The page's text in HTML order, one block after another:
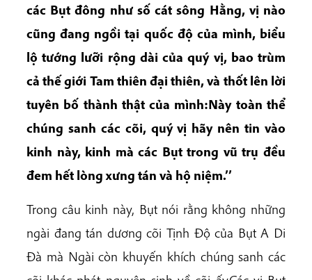
các Bụt đông như số cát sông Hằng, vị nào
cũng đang ngồi tại quốc độ của mình, biểu
lộ tướng lưỡi rộng dài của quý vị, bao trùm
cả thế giới Tam thiên đại thiên, và thốt lên lời
tuyên bố thành thật của mình:Này toàn thể
chúng sanh các cõi, quý vị hãy nên tin vào
kinh này, kinh mà các Bụt trong vũ trụ đều
đem hết lòng xưng tán và hộ niệm.’’
Trong câu kinh này, Bụt nói rằng không những
ngài đang tán dương cõi Tịnh Độ của Bụt A Di
Đà mà Ngài còn khuyến khích chúng sanh các